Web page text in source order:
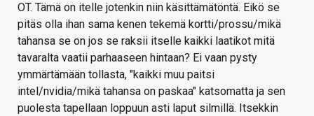
OT. Tämä on itelle jotenkin niin käsittämätöntä. Eikö se
pitäs olla ihan sama kenen tekemä kortti/prossu/mikä
tahansa se on jos se raksii itselle kaikki laatikot mitä
tavaralta vaatii parhaaseen hintaan? Ei vaan pysty
ymmärtämään tollasta, "kaikki muu paitsi
intel/nvidia/mikä tahansa on paskaa" katsomatta ja sen
puolesta tapellaan loppuun asti laput silmillä. Itsekkin